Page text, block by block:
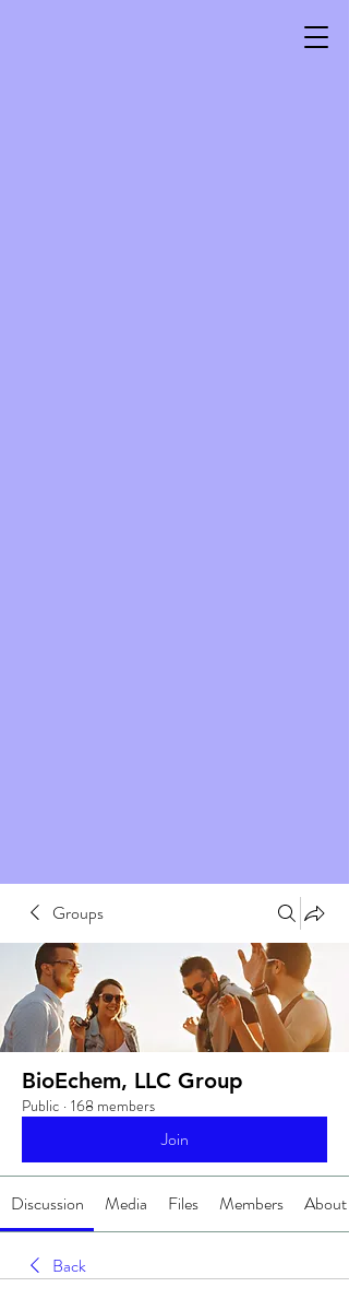
Groups
BioEchem, LLC Group
Public · 168 members
Join
Discussion Media Files Members About
Back